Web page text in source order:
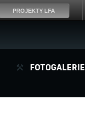
FOTOGALERIE
PROJEKTY LFA